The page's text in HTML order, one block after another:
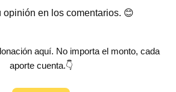
opinión en los comentarios. 😊
aquí. No importa el monto, cada
aporte cuenta.👇